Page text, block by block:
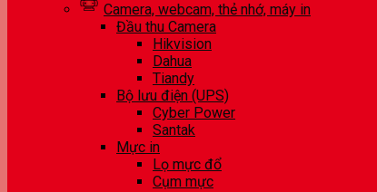
Camera, webcam, thẻ nhớ, máy in
Đầu thu Camera
Hikvision
Dahua
Tiandy
Bộ lưu điện (UPS)
Cyber Power
Santak
Mực in
Lọ mực đổ
Cụm mực